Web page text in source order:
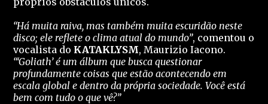
“Há muita raiva, mas também muita escuridão neste
disco; ele reflete o clima atual do mundo”, comentou o
vocalista do KATAKLYSM, Maurizio Iacono.
“‘Goliath’ é um álbum que busca questionar
profundamente coisas que estão acontecendo em
escala global e dentro da própria sociedade. Você está
bem com tudo o que vê?”